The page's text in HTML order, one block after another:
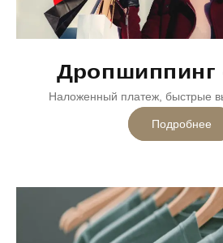
Дропшиппинг
Наложенный платеж, быстрые
Подробнее